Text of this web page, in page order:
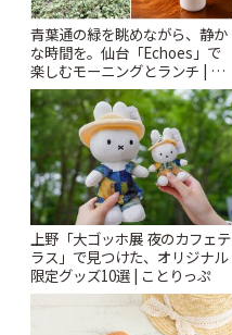
青葉通の緑を眺めながら、静か
な時間を。仙台「Echoes」で
楽しむモーニングとランチ | こ
とりっぷ
上野「大ゴッホ展 夜のカフェテ
ラス」で見つけた、オリジナル
限定グッズ10選 | ことりっぷ